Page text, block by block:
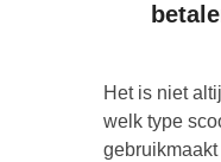
Het is niet
welk type